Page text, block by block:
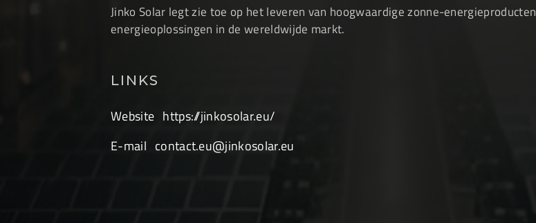
Jinko Solar legt zie toe op het leveren van hoogwaardige zonne-
energieoplossingen in de wereldwijde markt.
LINKS
Website https://jinkosolar.eu/
E-mail contact.eu@jinkosolar.eu